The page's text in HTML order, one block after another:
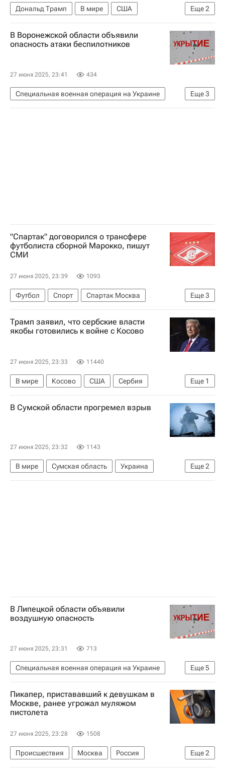
Еще2
Дональд Трамп В мире
США
Сектор Газа
Обострение палестино-израильского конфликта
В Воронежской области объявили
опасность атаки беспилотников
27 июня 2025, 23:41 434
Еще3
Специальная военная операция на Украине
Воронежская область
"Спартак" договорился о трансфере
футболиста сборной Марокко, пишут
СМИ
27 июня 2025, 23:39 1093
Еще3
Футбол Спорт
Спартак Москва
Олимпик (Марсель)
Трансферы в РПЛ
РПЛ 2026-2027 (Чемпионат России по футболу)
Трамп заявил, что сербские власти
якобы готовились к войне с Косово
27 июня 2025, 23:33 11440
Еще 1
В мире Косово США
Сербия
Дональд Трамп
В Сумской области прогремел взрыв
27 июня 2025, 23:32 1143
Еще2
В мире Сумская область
Украина
Вооруженные силы Украины
В Липецкой области объявили
воздушную опасность
27 июня 2025, 23:31 713
Еще5
Специальная военная операция на Украине
Липецкая область
Игорь Артамонов
Безопасность
Россия
Вооруженные силы РФ
Пикапер, пристававший к девушкам в
Москве, ранее угрожал муляжом
пистолета
27 июня 2025, 23:28 1508
Еще2
Происшествия Москва
Россия
Александр Кириллов ("Алекс Лесли")